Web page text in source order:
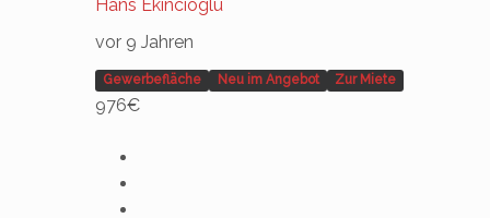
Hans Ekincioglu
vor 9 Jahren
Gewerbefläche Neu im Angebot Zur Miete
976€